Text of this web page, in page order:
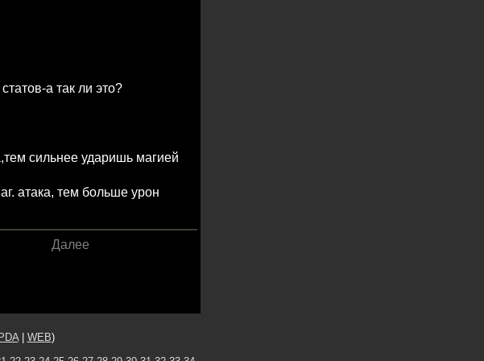
а так ли это?
сильнее ударишь магией
атака, тем больше урон
Далее
PDA| WEB)